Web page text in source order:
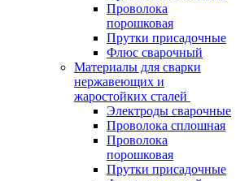
Проволока
порошковая
Прутки присадочные
Флюс сварочный
Материалы для сварки
нержавеющих и
жаростойких сталей
Электроды сварочные
Проволока сплошная
Проволока
порошковая
Прутки присадочные